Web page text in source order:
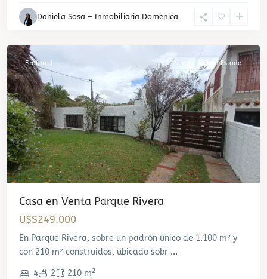
Daniela Sosa – Inmobiliaria Domenica
Parque
Rivera,
Featured Venta Buen Estado
Casa en Venta Parque Rivera
U$S249.000
En Parque Rivera, sobre un padrón único de 1.100 m² y
con 210 m² construidos, ubicado sobr ...
4 2 210 m2